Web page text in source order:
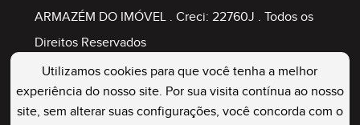
ARMAZÉM DO IMÓVEL. Creci: 22760J . Todos os
Direitos Reservados
Painel Imobiliário
Utilizamos cookies para que você tenha a melhor
experiência do nosso site. Por sua visita contínua ao nosso
site, sem alterar suas configurações, você concorda com o